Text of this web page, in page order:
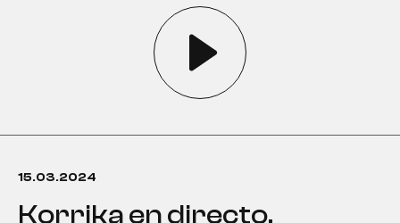
15.03.2024
Korrika en directo,